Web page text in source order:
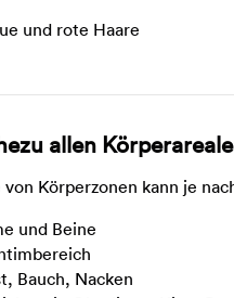
und rote Haare
allen
Körperzonen kann je
und Beine
Bauch, Nacken